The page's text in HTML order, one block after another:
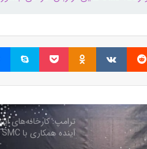
Reddit
VKontakte
Odnoklassniki پاکت اسکایپ
بزرگ‌ترین دریاچه آب
ترامپ: کارخانه‌های
آینده همکاری با TSMC در هاله‌ای از ابهام